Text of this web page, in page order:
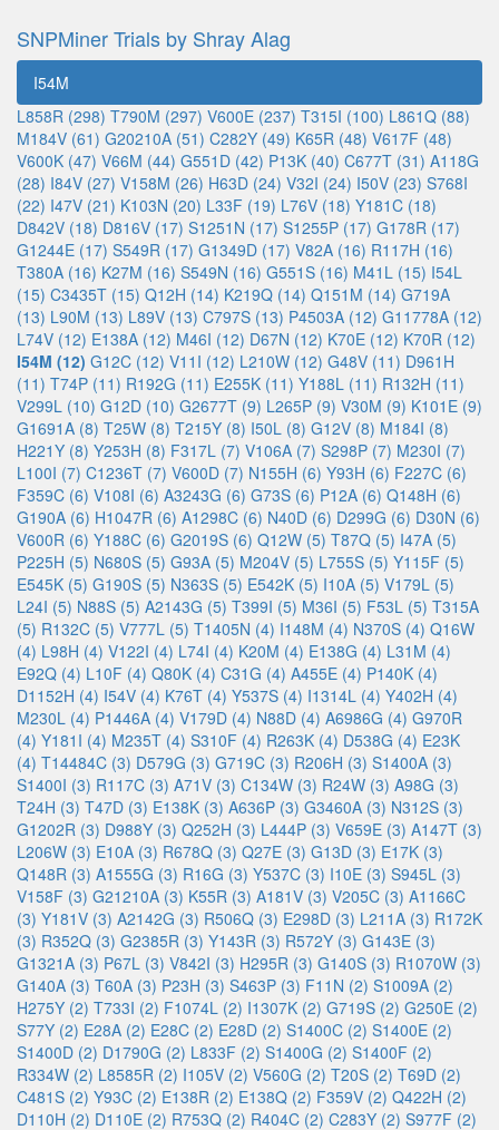
SNPMiner Trials by Shray Alag
I54M
L858R (298) T790M (297) V600E (237) T315I (100) L861Q (88)
M184V (61) G20210A (51) C282Y (49) K65R (48) V617F (48)
V600K (47) V66M (44) G551D (42) P13K (40) C677T (31) A118G
(28) I84V (27) V158M (26) H63D (24) V32I (24) I50V (23) S768I
(22) I47V (21) K103N (20) L33F (19) L76V (18) Y181C (18)
D842V (18) D816V (17) S1251N (17) S1255P (17) G178R (17)
G1244E (17) S549R (17) G1349D (17) V82A (16) R117H (16)
T380A (16) K27M (16) S549N (16) G551S (16) M41L (15) I54L
(15) C3435T (15) Q12H (14) K219Q (14) Q151M (14) G719A
(13) L90M (13) L89V (13) C797S (13) P4503A (12) G11778A (12)
L74V (12) E138A (12) M46I (12) D67N (12) K70E (12) K70R (12)
I54M (12) G12C (12) V11I (12) L210W (12) G48V (11) D961H
(11) T74P (11) R192G (11) E255K (11) Y188L (11) R132H (11)
V299L (10) G12D (10) G2677T (9) L265P (9) V30M (9) K101E (9)
G1691A (8) T25W (8) T215Y (8) I50L (8) G12V (8) M184I (8)
H221Y (8) Y253H (8) F317L (7) V106A (7) S298P (7) M230I (7)
L100I (7) C1236T (7) V600D (7) N155H (6) Y93H (6) F227C (6)
F359C (6) V108I (6) A3243G (6) G73S (6) P12A (6) Q148H (6)
G190A (6) H1047R (6) A1298C (6) N40D (6) D299G (6) D30N (6)
V600R (6) Y188C (6) G2019S (6) Q12W (5) T87Q (5) I47A (5)
P225H (5) N680S (5) G93A (5) M204V (5) L755S (5) Y115F (5)
E545K (5) G190S (5) N363S (5) E542K (5) I10A (5) V179L (5)
L24I (5) N88S (5) A2143G (5) T399I (5) M36I (5) F53L (5) T315A
(5) R132C (5) V777L (5) T1405N (4) I148M (4) N370S (4) Q16W
(4) L98H (4) V122I (4) L74I (4) K20M (4) E138G (4) L31M (4)
E92Q (4) L10F (4) Q80K (4) C31G (4) A455E (4) P140K (4)
D1152H (4) I54V (4) K76T (4) Y537S (4) I1314L (4) Y402H (4)
M230L (4) P1446A (4) V179D (4) N88D (4) A6986G (4) G970R
(4) Y181I (4) M235T (4) S310F (4) R263K (4) D538G (4) E23K
(4) T14484C (3) D579G (3) G719C (3) R206H (3) S1400A (3)
S1400I (3) R117C (3) A71V (3) C134W (3) R24W (3) A98G (3)
T24H (3) T47D (3) E138K (3) A636P (3) G3460A (3) N312S (3)
G1202R (3) D988Y (3) Q252H (3) L444P (3) V659E (3) A147T (3)
L206W (3) E10A (3) R678Q (3) Q27E (3) G13D (3) E17K (3)
Q148R (3) A1555G (3) R16G (3) Y537C (3) I10E (3) S945L (3)
V158F (3) G21210A (3) K55R (3) A181V (3) V205C (3) A1166C
(3) Y181V (3) A2142G (3) R506Q (3) E298D (3) L211A (3) R172K
(3) R352Q (3) G2385R (3) Y143R (3) R572Y (3) G143E (3)
G1321A (3) P67L (3) V842I (3) H295R (3) G140S (3) R1070W (3)
G140A (3) T60A (3) P23H (3) S463P (3) F11N (2) S1009A (2)
H275Y (2) T733I (2) F1074L (2) I1307K (2) G719S (2) G250E (2)
S77Y (2) E28A (2) E28C (2) E28D (2) S1400C (2) S1400E (2)
S1400D (2) D1790G (2) L833F (2) S1400G (2) S1400F (2)
R334W (2) L8585R (2) I105V (2) V560G (2) T20S (2) T69D (2)
C481S (2) Y93C (2) E138R (2) E138Q (2) F359V (2) Q422H (2)
D110H (2) D110E (2) R753Q (2) R404C (2) C283Y (2) S977F (2)